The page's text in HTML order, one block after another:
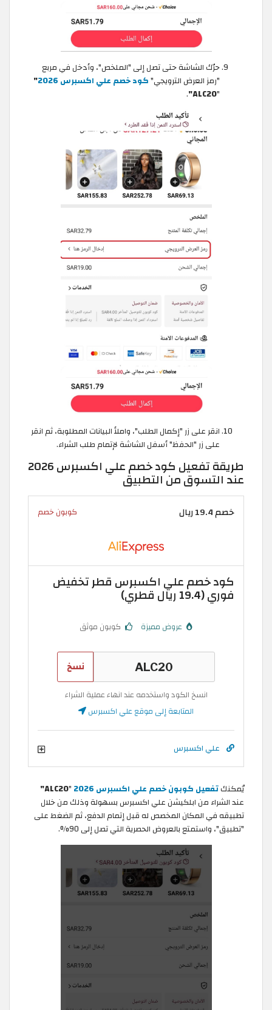
حرّك الشاشة حتى تصل إلى "الملخص"، وأدخل في مربع
"رمز العرض الترويجي"كود خصم علي اكسبرس 2026
"
"
ALC20"
.
انقر على زر "إكمال الطلب"، واملأ البيانات المطلوبة، ثم انقر
على زر "الحفظ" أسفل الشاشة لإتمام طلب الشراء.
طريقة تفعيل كود خصم علي اكسبرس 2026
عند التسوق من التطبيق
خصم 19.4 ريال كوبون خصم
كود خصم علي اكسبرس قطر تخفيض
فوري (19.4 ريال قطري)
عروض مميزة كوبون موثق
نسخ
انسخ الكود واستخدمه عند انهاء عملية الشراء
المتابعة إلى موقع علي اكسبرس
علي اكسبرس
يُمكنكتفعيل كوبون خصم علي اكسبرس 2026 "
ALC20"
عند الشراء من ابلكيشن علي اكسبرس بسهولة وذلك من خلال
تطبيقه في المكان المخصص له قبل إتمام الدفع، ثم الضغط على
"تطبيق"، واستمتع بالعروض الحصرية التي تصل إلى 90%.